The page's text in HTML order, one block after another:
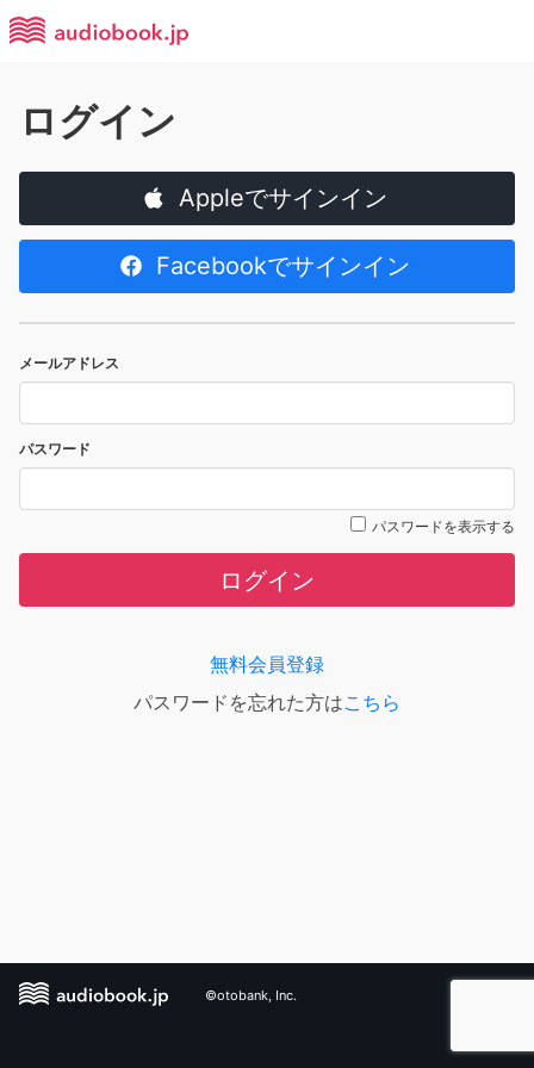
ログイン
Appleでサインイン
Facebookでサインイン
メールアドレス
パスワード
パスワードを表示する
ログイン
無料会員登録
パスワードを忘れた方はこちら
©otobank, Inc.